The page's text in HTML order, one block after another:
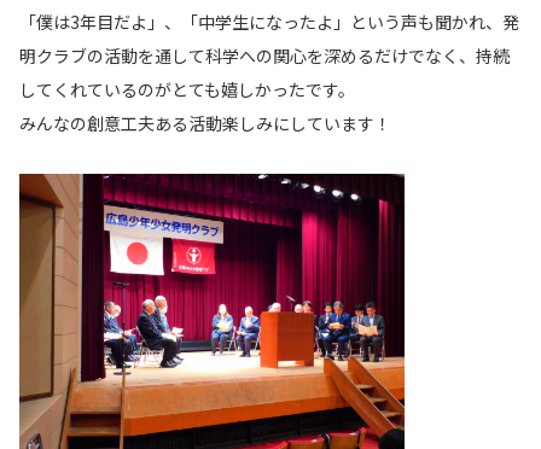
「僕は3年目だよ」、「中学生になったよ」という声も聞かれ、発
明クラブの活動を通して科学への関心を深めるだけでなく、持続
してくれているのがとても嬉しかったです。
みんなの創意工夫ある活動楽しみにしています！